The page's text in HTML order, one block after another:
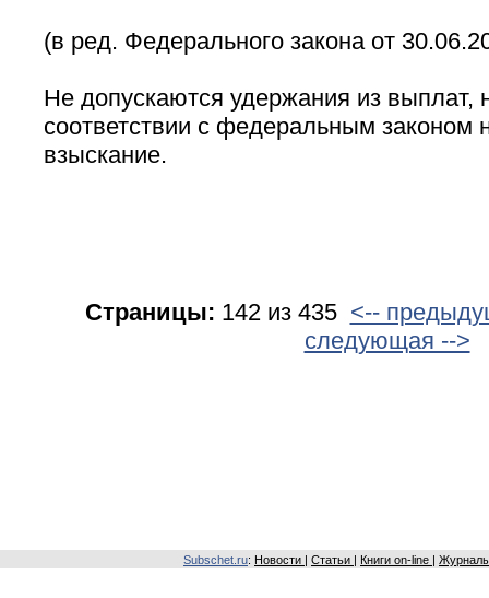
(в ред. Федерального закона от
Не допускаются удержания из выплат,
соответствии с федеральным законом
взыскание.
Страницы: 142 из 435 <--
следующая -->
Subschet.ru: Новости Статьи Книги on-line